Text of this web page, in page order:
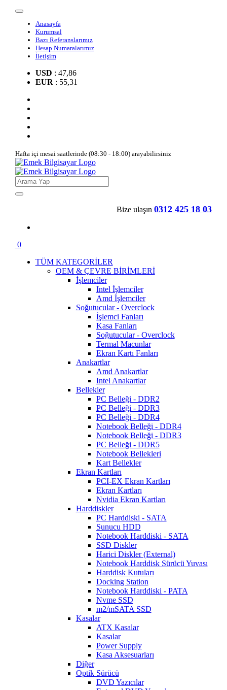
Anasayfa
Kurumsal
Bazı Referanslarımız
Hesap Numaralarımız
İletişim
USD : 47,86
EUR : 55,31
Hafta içi mesai saatlerinde (08:30 - 18:00) arayabilirsiniz
Bize ulaşın 0312 425 18 03
0
TÜM KATEGORİLER
OEM & ÇEVRE BİRİMLERİ
İşlemciler
Intel İşlemciler
Amd İşlemciler
Soğutucular - Overclock
İşlemci Fanları
Kasa Fanları
Soğutucular - Overclock
Termal Macunlar
Ekran Kartı Fanları
Anakartlar
Amd Anakartlar
Intel Anakartlar
Bellekler
PC Belleği - DDR2
PC Belleği - DDR3
PC Belleği - DDR4
Notebook Belleği - DDR4
Notebook Belleği - DDR3
PC Belleği - DDR5
Notebook Bellekleri
Kart Bellekler
Ekran Kartları
PCI-EX Ekran Kartları
Ekran Kartları
Nvidia Ekran Kartları
Harddiskler
PC Harddiski - SATA
Sunucu HDD
Notebook Harddiski - SATA
SSD Diskler
Harici Diskler (External)
Notebook Harddisk Sürücü Yuvası
Harddisk Kutuları
Docking Station
Notebook Harddiski - PATA
Nvme SSD
m2/mSATA SSD
Kasalar
ATX Kasalar
Kasalar
Power Supply
Kasa Aksesuarları
Diğer
Optik Sürücü
DVD Yazıcılar